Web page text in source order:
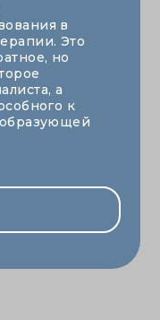
в
Это
но
а
к